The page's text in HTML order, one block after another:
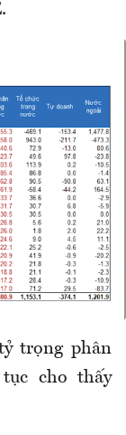
trọng phân
cho thấy